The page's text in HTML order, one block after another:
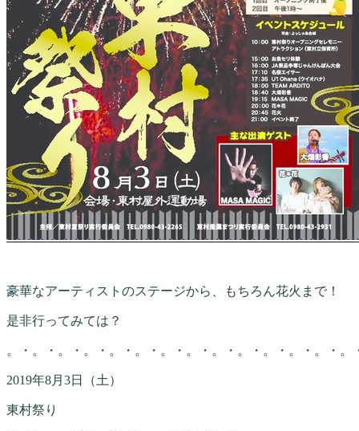
豪華なアーティストのステージから、もちろん花火まで！
是非行ってみては？
。・。・。・。・。・。・。・。・。・。・。・。・。・
2019年8月3日（土）
東村祭り